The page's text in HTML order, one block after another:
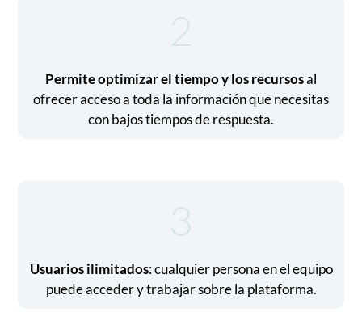
2
Permite optimizar el tiempo y los recursosal
ofrecer acceso a toda la información que necesitas
con bajos tiempos de respuesta.
3
Usuarios ilimitados: cualquier persona en el equipo
puede acceder y trabajar sobre la plataforma.